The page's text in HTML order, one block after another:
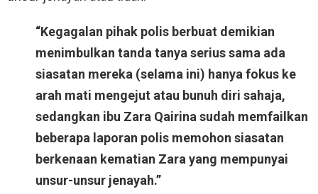
“Kegagalan pihak polis berbuat demikian
menimbulkan tanda tanya serius sama ada
siasatan mereka (selama ini) hanya fokus ke
arah mati mengejut atau bunuh diri sahaja,
sedangkan ibu Zara Qairina sudah memfailkan
beberapa laporan polis memohon siasatan
berkenaan kematian Zara yang mempunyai
unsur-unsur jenayah.”